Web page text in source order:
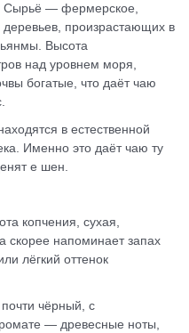
Сырьё — фермерское,
произрастающих в
Высота
над уровнем моря,
богатые, что даёт чаю
в естественной
Именно это даёт чаю ту
е шен.
копчения, сухая,
скорее напоминает запах
лёгкий оттенок
чёрный, с
— древесные ноты,